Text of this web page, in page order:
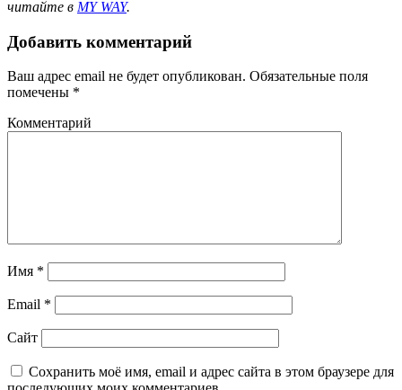
читайте в MY WAY.
Добавить комментарий
Ваш адрес email не будет опубликован. Обязательные поля
помечены *
Комментарий
Имя *
Email *
Сайт
Сохранить моё имя, email и адрес сайта в этом браузере для